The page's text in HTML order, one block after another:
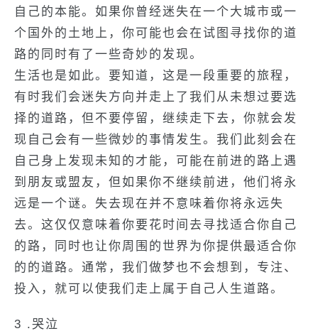
自己的本能。如果你曾经迷失在一个大城市或一
个国外的土地上，你可能也会在试图寻找你的道
路的同时有了一些奇妙的发现。
生活也是如此。要知道，这是一段重要的旅程，
有时我们会迷失方向并走上了我们从未想过要选
择的道路，但不要停留，继续走下去，你就会发
现自己会有一些微妙的事情发生。我们此刻会在
自己身上发现未知的才能，可能在前进的路上遇
到朋友或盟友，但如果你不继续前进，他们将永
远是一个谜。失去现在并不意味着你将永远失
去。这仅仅意味着你要花时间去寻找适合你自己
的路，同时也让你周围的世界为你提供最适合你
的的道路。通常，我们做梦也不会想到，专注、
投入，就可以使我们走上属于自己人生道路。
3 .哭泣